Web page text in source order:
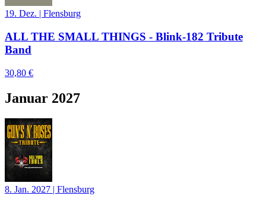
19. Dez. | Flensburg
ALL THE SMALL THINGS - Blink-182 Tribute
Band
30,80 €
Januar 2027
8. Jan. 2027 | Flensburg